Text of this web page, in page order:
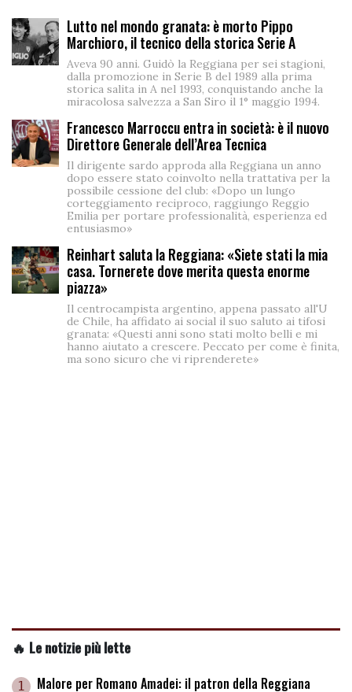
Lutto nel mondo granata: è morto Pippo
Marchioro, il tecnico della storica Serie A
Aveva 90 anni. Guidò la Reggiana per sei stagioni,
dalla promozione in Serie B del 1989 alla prima
storica salita in A nel 1993, conquistando anche la
miracolosa salvezza a San Siro il 1° maggio 1994.
Francesco Marroccu entra in società: è il nuovo
Direttore Generale dell’Area Tecnica
Il dirigente sardo approda alla Reggiana un anno
dopo essere stato coinvolto nella trattativa per la
possibile cessione del club: «Dopo un lungo
corteggiamento reciproco, raggiungo Reggio
Emilia per portare professionalità, esperienza ed
entusiasmo»
Reinhart saluta la Reggiana: «Siete stati la mia
casa. Tornerete dove merita questa enorme
piazza»
Il centrocampista argentino, appena passato all'U
de Chile, ha affidato ai social il suo saluto ai tifosi
granata: «Questi anni sono stati molto belli e mi
hanno aiutato a crescere. Peccato per come è finita,
ma sono sicuro che vi riprenderete»
🔥 Le notizie più lette
1 Malore per Romano Amadei: il patron della Reggiana